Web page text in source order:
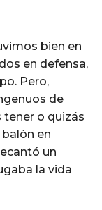
bien en
en defensa,
Pero,
de
o quizás
en
un
la vida